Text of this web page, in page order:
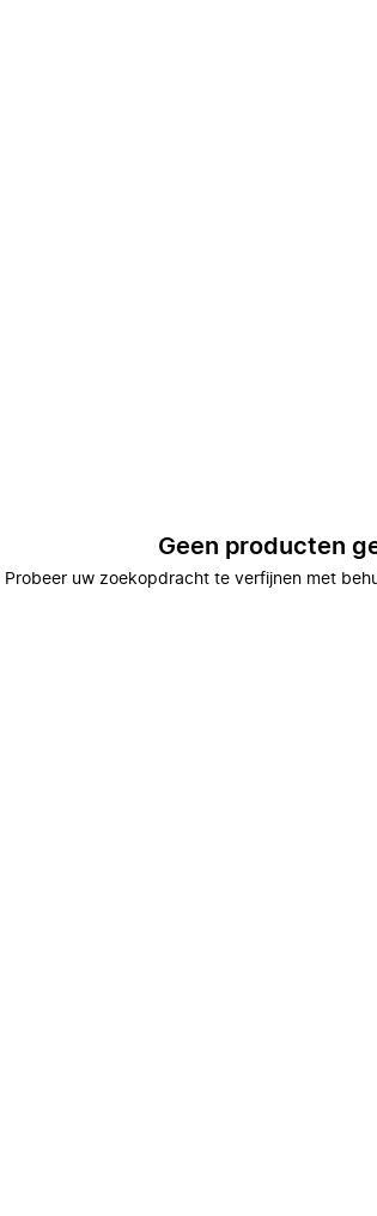
Geen producten
Probeer uw zoekopdracht te verfijnen met